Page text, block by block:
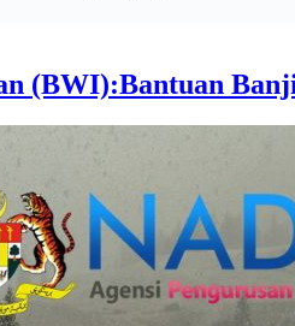
(BWI):Bantuan